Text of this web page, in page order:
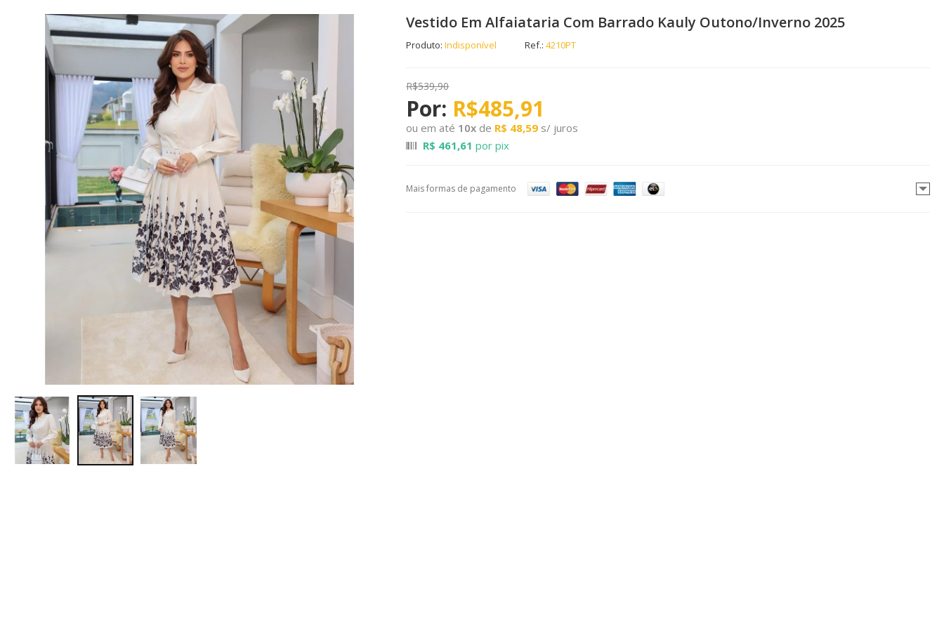
Vestido Em Alfaiataria Com Barrado Kauly Outono/Inverno 2025
Produto: Indisponível Ref.:4210PT
R$539,90
R$485,91
ou em até 10x de R$ 48,59 s/ juros
R$ 461,61 por pix
Mais formas de pagamento